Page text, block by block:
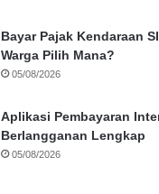
Bayar Pajak Kendaraan
Warga Pilih Mana?
05/08/2026
Aplikasi Pembayaran
Berlangganan Lengkap
05/08/2026